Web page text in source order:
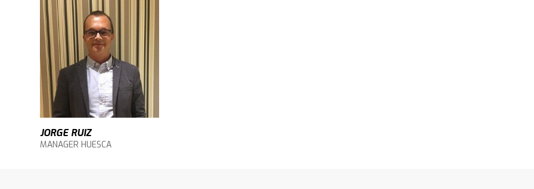
JORGE RUIZ
MANAGER HUESCA